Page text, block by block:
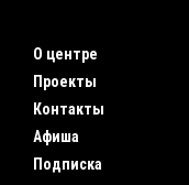
О центре
Проекты
Контакты
Афиша
Подписка